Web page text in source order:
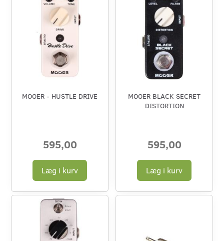
MOOER - HUSTLE DRIVE
595,00
Læg i kurv
MOOER BLACK SECRET
DISTORTION
595,00
Læg i kurv